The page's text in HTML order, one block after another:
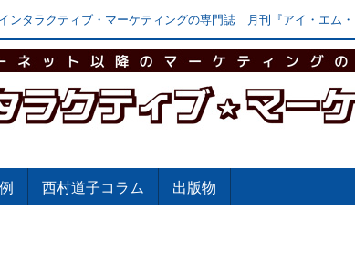
インタラクティブ・マーケティングの専門誌 月刊『アイ・エム
西村道子コラム 出版物